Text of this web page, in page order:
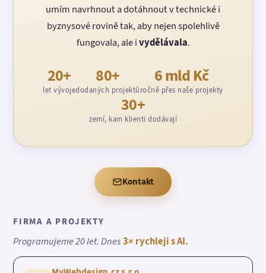
umím navrhnout a dotáhnout v technické i
byznysové rovině tak, aby nejen spolehlivě
fungovala, ale ivydělávala.
20+
let vývoje
80+
dodaných projektů
6 mld Kč
ročně přes naše projekty
30+
zemí, kam klienti dodávají
Kontakt
FIRMA A PROJEKTY
Programujeme 20 let. Dnes3× rychleji s AI.